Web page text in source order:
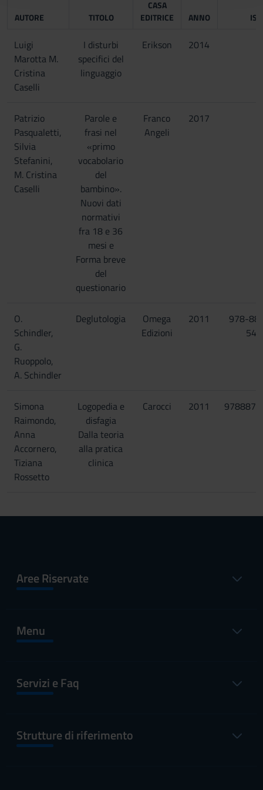
raccolto dal tuo utilizzo dei loro servizi.
AUTORE TITOLO
CASA
EDITRICE
ANNO
Luigi
Marotta M.
Cristina
Caselli
I disturbi
specifici del
linguaggio
Erikson 2014
Patrizio
Pasqualetti,
Silvia
Stefanini,
M. Cristina
Caselli
Parole e
frasi nel
«primo
vocabolario
del
bambino».
Nuovi dati
normativi
fra 18 e 36
mesi e
Forma breve
del
questionario
Franco
Angeli
2017
O.
Schindler,
G.
Ruoppolo,
A. Schindler
Deglutologia
Omega
Edizioni
2011
978-
Simona
Raimondo,
Anna
Accornero,
Tiziana
Rossetto
Logopedia e
disfagia
Dalla teoria
alla pratica
clinica
Carocci 2011
Aree Riservate
Menu
Servizi e Faq
Strutture di riferimento